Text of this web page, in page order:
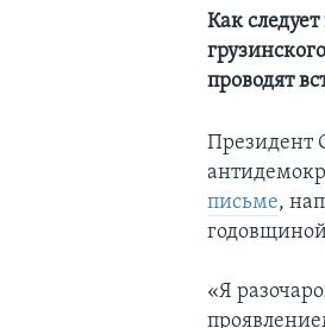
Как
проводят
Президент
письме,
«Я